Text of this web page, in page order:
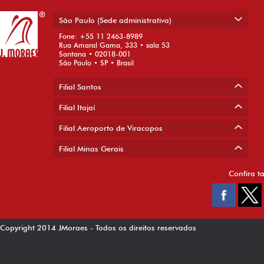
São Paulo (Sede administrativa)
Fone: +55 11 2463-8989
Rua Amaral Gama, 333 • sala 53
Santana • 02018-001
São Paulo • SP • Brasil
Filial Santos
Filial Itajaí
Filial Aeroporto de Viracopos
Filial Minas Gerais
Confira
Copyright 2014 JMoraes - Todos os direitos reservados